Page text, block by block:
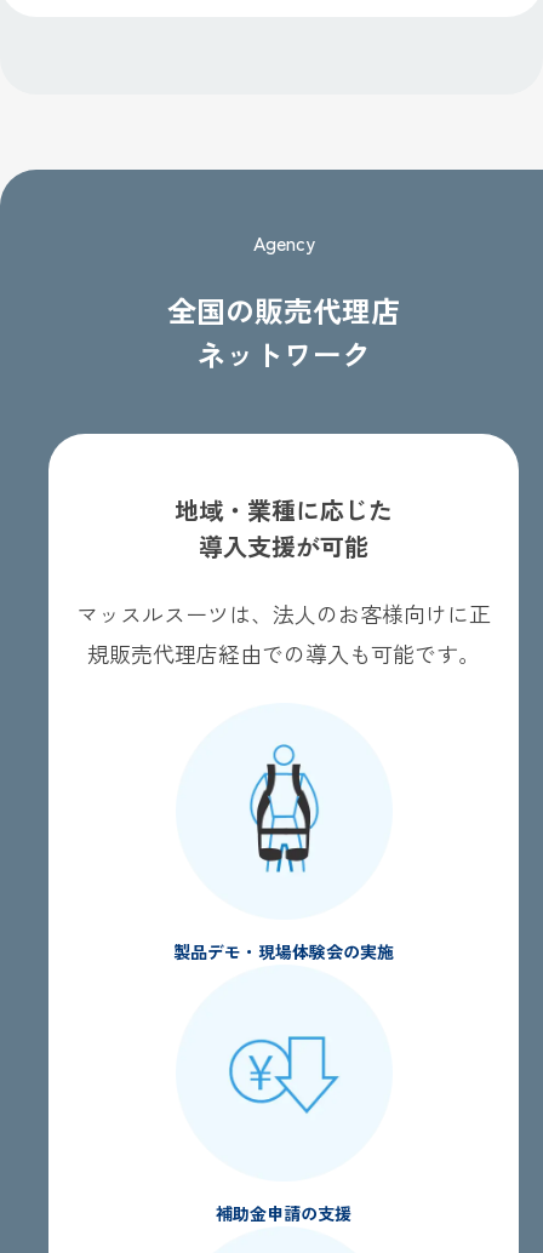
Agency
全国の販売代理店
ネットワーク
地域・業種に応じた
導入支援が可能
マッスルスーツは、法人のお客様向けに正
規販売代理店経由での導入も可能です。
製品デモ・現場体験会の実施
補助金申請の支援